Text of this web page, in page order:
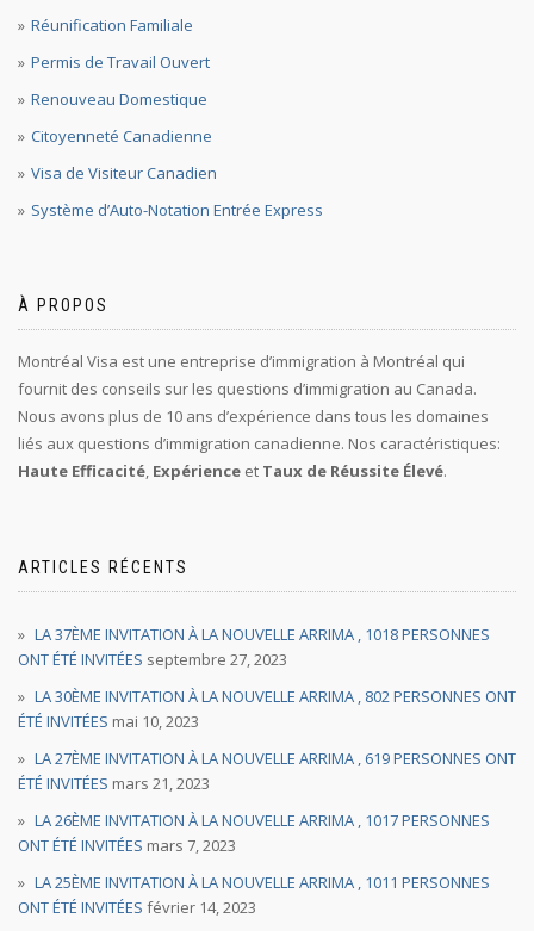
Réunification Familiale
Permis de Travail Ouvert
Renouveau Domestique
Citoyenneté Canadienne
Visa de Visiteur Canadien
Système d’Auto-Notation Entrée Express
À PROPOS
Montréal Visa est une entreprise d’immigration à Montréal qui
fournit des conseils sur les questions d’immigration au Canada.
Nous avons plus de 10 ans d’expérience dans tous les domaines
liés aux questions d’immigration canadienne. Nos caractéristiques:
Haute Efficacité, Expérience et Taux de Réussite Élevé.
ARTICLES RÉCENTS
LA 37ÈME INVITATION À LA NOUVELLE ARRIMA , 1018 PERSONNES
ONT ÉTÉ INVITÉES septembre 27, 2023
LA 30ÈME INVITATION À LA NOUVELLE ARRIMA , 802 PERSONNES ONT
ÉTÉ INVITÉES mai 10, 2023
LA 27ÈME INVITATION À LA NOUVELLE ARRIMA , 619 PERSONNES ONT
ÉTÉ INVITÉES mars 21, 2023
LA 26ÈME INVITATION À LA NOUVELLE ARRIMA , 1017 PERSONNES
ONT ÉTÉ INVITÉES mars 7, 2023
LA 25ÈME INVITATION À LA NOUVELLE ARRIMA , 1011 PERSONNES
ONT ÉTÉ INVITÉES février 14, 2023